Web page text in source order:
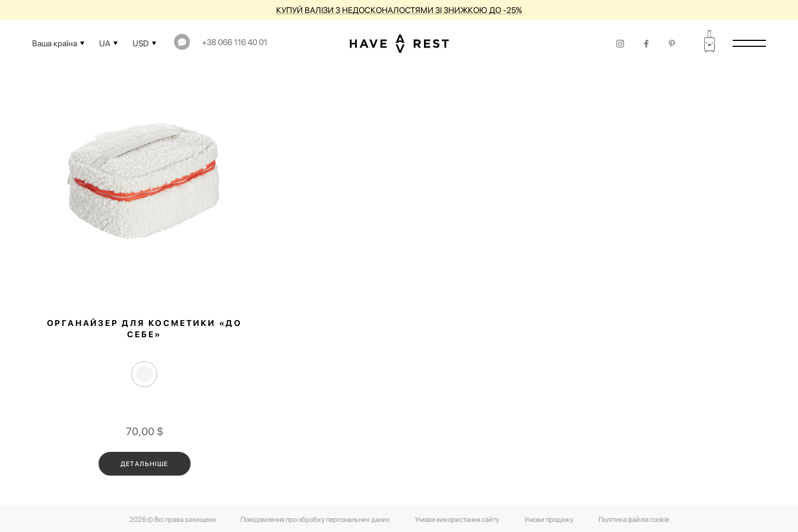
КУПУЙ ВАЛІЗИ З НЕДОСКОНАЛОСТЯМИ ЗІ ЗНИЖКОЮ ДО -25%
Ваша країна UA USD +38 066 116 40 01
ОРГАНАЙЗЕР ДЛЯ КОСМЕТИКИ «ДО
СЕБЕ»
70,00 $
ДЕТАЛЬНІШЕ
2026 © Всі права захищено Повідомлення про обробку персональних даних Умови використання сайту Умови‌ ‌продажу‌ Політика файлів cookie